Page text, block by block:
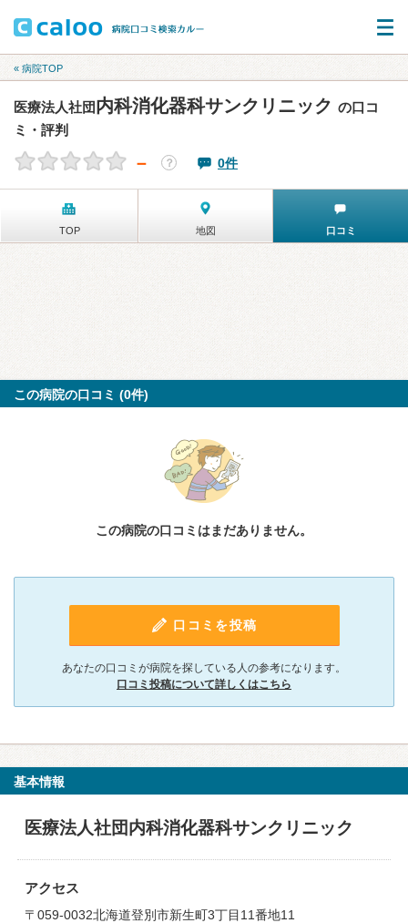
« 病院TOP
医療法人社団内科消化器科サンクリニック の口コ
ミ・評判
－ ？ 0件
TOP 地図 口コミ
この病院の口コミ (0件)
この病院の口コミはまだありません。
口コミを投稿
あなたの口コミが病院を探している人の参考になります。
口コミ投稿について詳しくはこちら
基本情報
医療法人社団内科消化器科サンクリニック
アクセス
〒059-0032北海道登別市新生町3丁目11番地11